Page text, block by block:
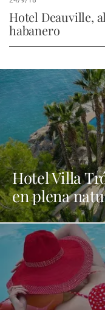
Hotel Deauville,
habanero
Hotel Villa
en plena